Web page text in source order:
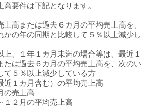
要件は下記となります。
上高または過去６カ月の平均売上高を、
年の同期と比較して５％以上減少し
上、１年１カ月未満の場合等は、最近１
過去６カ月の平均売上高を、次のい
％以上減少している方
１カ月含む）の平均売上高
売上高
２月の平均売上高